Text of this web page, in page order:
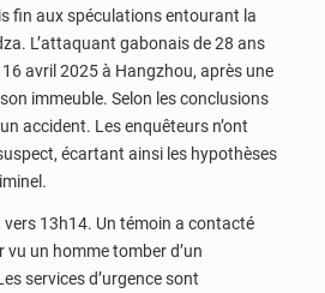
fin aux spéculations entourant la
L’attaquant gabonais de 28 ans
avril 2025 à Hangzhou, après une
immeuble. Selon les conclusions
accident. Les enquêteurs n’ont
écartant ainsi les hypothèses
vers 13h14. Un témoin a contacté
vu un homme tomber d’un
services d’urgence sont